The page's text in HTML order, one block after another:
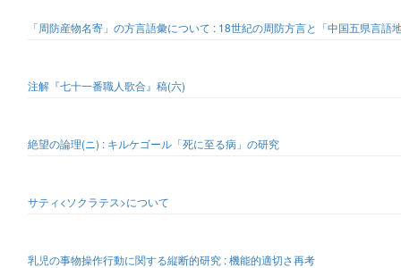
「周防産物名寄」の方言語彙について : 18世紀の周防方言と「中国五県言語
注解『七十一番職人歌合』稿(六)
絶望の論理(ニ) : キルケゴール「死に至る病」の研究
サティ<ソクラテス>について
乳児の事物操作行動に関する縦断的研究 : 機能的適切さ再考